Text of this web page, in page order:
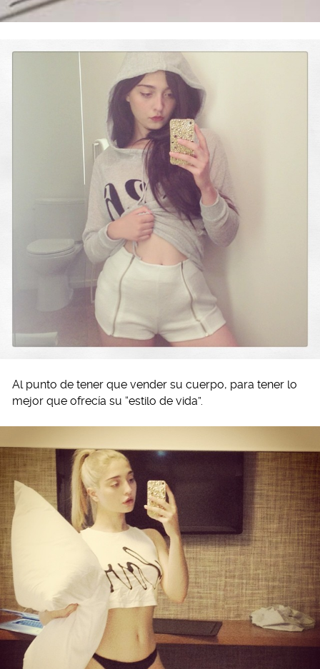
Al punto de tener que vender su cuerpo, para tener lo
mejor que ofrecía su “estilo de vida”.